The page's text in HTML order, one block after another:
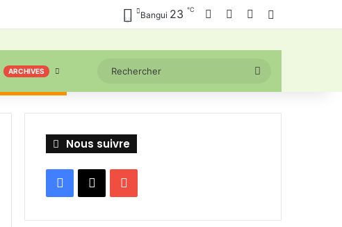
Bangui 23 ℃ Facebook YouTube
ARCHIVES Rechercher
Nous suivre
Facebook
X